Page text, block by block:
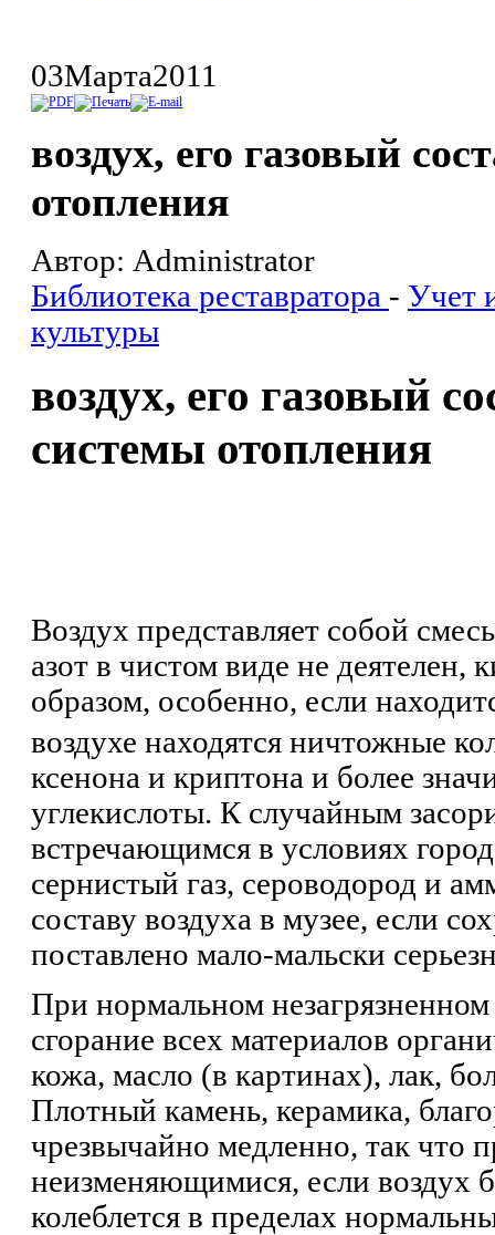
03Марта2011
воздух, его газовый
отопления
Автор: Administrator
Библиотека реставратора - Учет
культуры
воздух, его газовый
системы отопления
Воздух представляет собой
азот в чистом виде не
образом, особенно, если
воздухе находятся ничтожные
ксенона и криптона и более
углекислоты. К случайным
встречающимся в условиях
сернистый газ, сероводород и
составу воздуха в музее, если
поставлено мало-мальски
При нормальном
сгорание всех материалов
кожа, масло (в картинах), лак,
Плотный камень, керамика,
чрезвычайно медленно, так что
неизменяющимися, если воздух
колеблется в пределах